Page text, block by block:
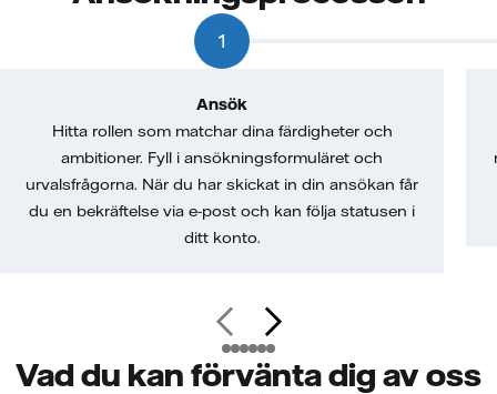
1
Ansök
Hitta rollen som matchar dina färdigheter och
ambitioner. Fyll i ansökningsformuläret och
urvalsfrågorna. När du har skickat in din ansökan får
du en bekräftelse via e-post och kan följa statusen i
ditt konto.
Vad du kan förvänta dig av oss